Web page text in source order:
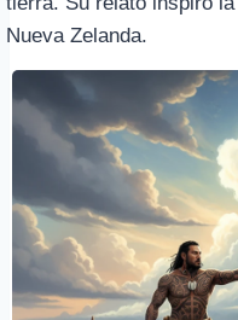
Nueva Zelanda.